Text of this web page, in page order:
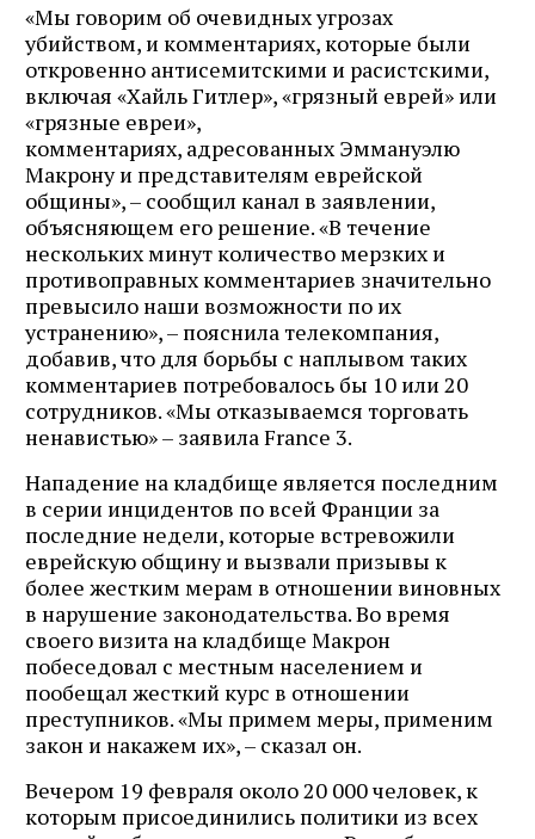
«Мы говорим об очевидных угрозах
убийством, и комментариях, которые были
откровенно антисемитскими и расистскими,
включая «Хайль Гитлер», «грязный еврей» или
«грязные евреи»,
комментариях, адресованных Эммануэлю
Макрону и представителям еврейской
общины», – сообщил канал в заявлении,
объясняющем его решение. «В течение
нескольких минут количество мерзких и
противоправных комментариев значительно
превысило наши возможности по их
устранению», – пояснила телекомпания,
добавив, что для борьбы с наплывом таких
комментариев потребовалось бы 10 или 20
сотрудников. «Мы отказываемся торговать
ненавистью» – заявила France 3.
Нападение на кладбище является последним
в серии инцидентов по всей Франции за
последние недели, которые встревожили
еврейскую общину и вызвали призывы к
более жестким мерам в отношении виновных
в нарушение законодательства. Во время
своего визита на кладбище Макрон
побеседовал с местным населением и
пообещал жесткий курс в отношении
преступников. «Мы примем меры, применим
закон и накажем их», – сказал он.
Вечером 19 февраля около 20 000 человек, к
которым присоединились политики из всех